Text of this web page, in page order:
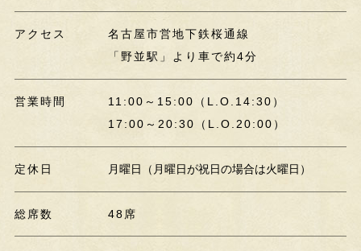
アクセス
名古屋市営地下鉄桜通線
「野並駅」より車で約4分
営業時間
11:00～15:00（L.O.14:30）
17:00～20:30（L.O.20:00）
定休日 月曜日（月曜日が祝日の場合は火曜日）
総席数 48席